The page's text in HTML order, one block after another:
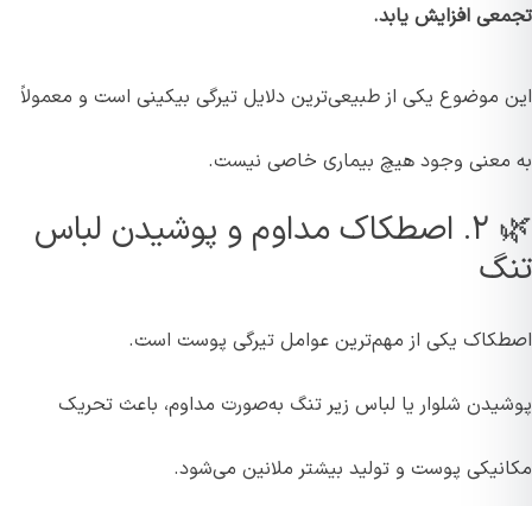
تجمعی افزایش یابد.
این موضوع یکی از طبیعی‌ترین دلایل تیرگی بیکینی است و معمولاً
به معنی وجود هیچ بیماری خاصی نیست.
🌿 ۲. اصطکاک مداوم و پوشیدن لباس
تنگ
اصطکاک یکی از مهم‌ترین عوامل تیرگی پوست است.
پوشیدن شلوار یا لباس زیر تنگ به‌صورت مداوم، باعث تحریک
مکانیکی پوست و تولید بیشتر ملانین می‌شود.